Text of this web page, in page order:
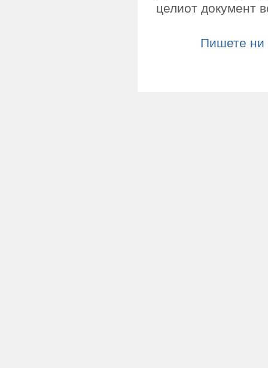
целиот документ
Пишете ни